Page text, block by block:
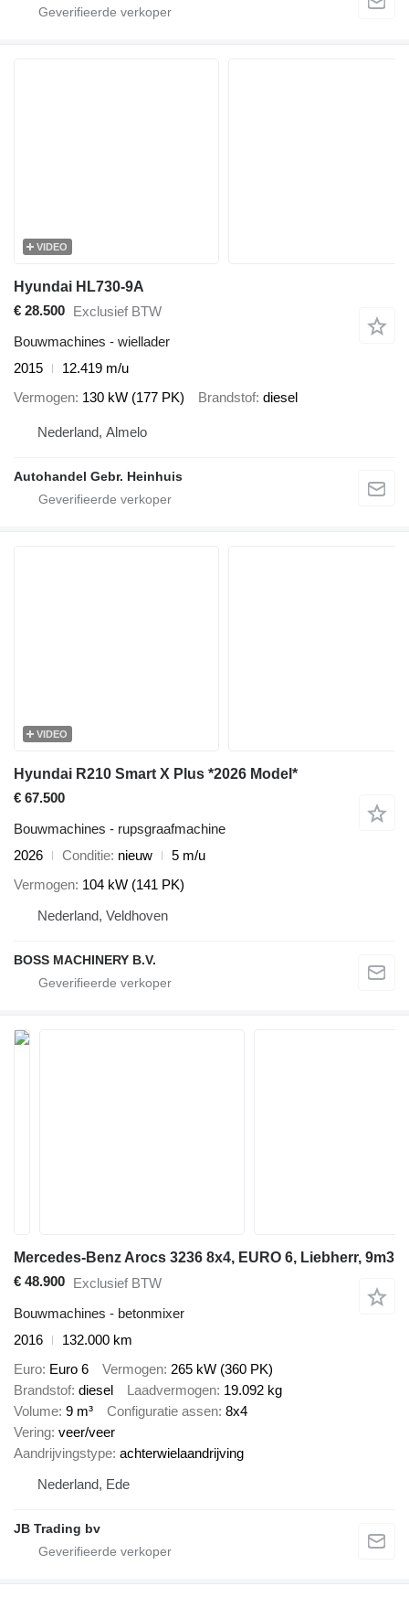
VIDEO
Hyundai HL730-9A
€ 28.500
Exclusief BTW
Bouwmachines - wiellader
2015
12.419 m/u
Vermogen 130 kW (177 PK) Brandstof diesel
Nederland, Almelo
Autohandel Gebr. Heinhuis
VIDEO
Hyundai R210 Smart X Plus *2026 Model*
€ 67.500
Bouwmachines - rupsgraafmachine
2026
Conditie nieuw
5 m/u
Vermogen 104 kW (141 PK)
Nederland, Veldhoven
BOSS MACHINERY B.V.
Mercedes-Benz Arocs 3236 8x4, EURO 6, Liebherr, 9m3
€ 48.900 Exclusief BTW
Bouwmachines - betonmixer
2016
132.000 km
Euro Euro 6 Vermogen 265 kW (360 PK)
Brandstof diesel Laadvermogen 19.092 kg
Volume 9 m³ Configuratie assen 8x4
Vering veer/veer
Aandrijvingstype achterwielaandrijving
Nederland, Ede
JB Trading bv